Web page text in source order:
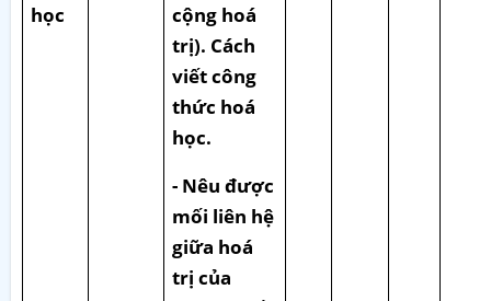
học
cộng hoá
trị). Cách
viết công
thức hoá
học.
- Nêu được
mối liên hệ
giữa hoá
trị của